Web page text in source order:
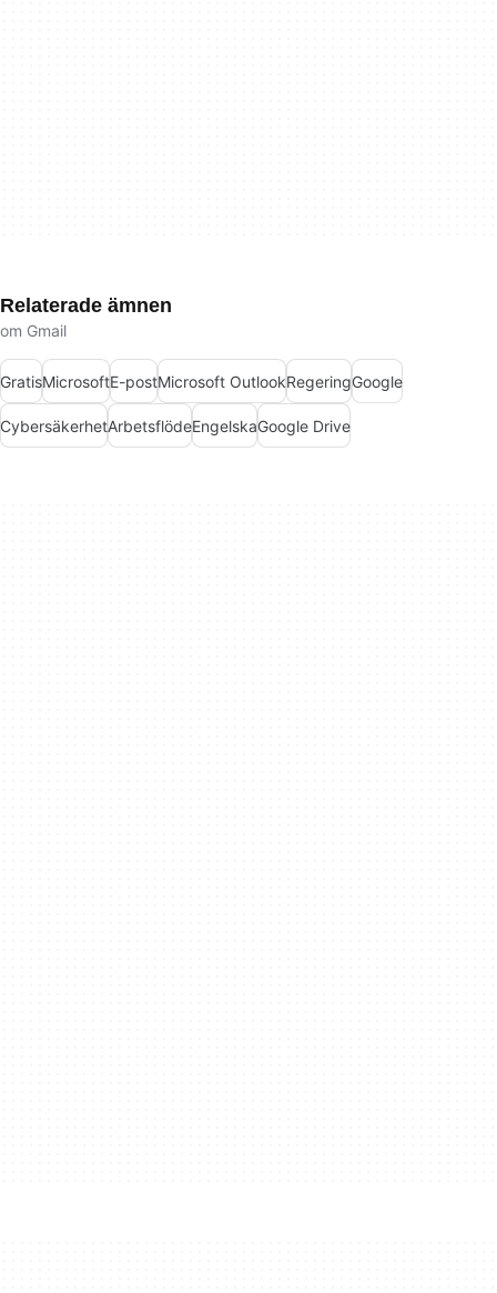
Relaterade ämnen
om Gmail
GratisMicrosoftE-postMicrosoft OutlookRegeringGoogle
CybersäkerhetArbetsflödeEngelskaGoogle Drive